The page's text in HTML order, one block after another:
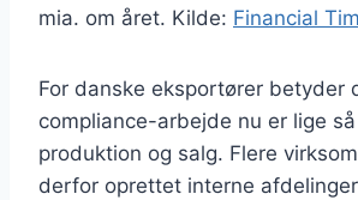
mia. om året. Kilde: Financial
For danske eksportører betyder
compliance-arbejde nu er lige
produktion og salg. Flere
derfor oprettet interne